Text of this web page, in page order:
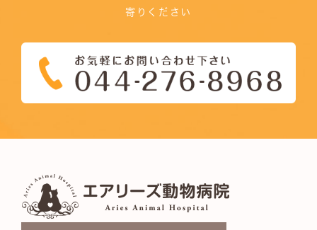
寄りください